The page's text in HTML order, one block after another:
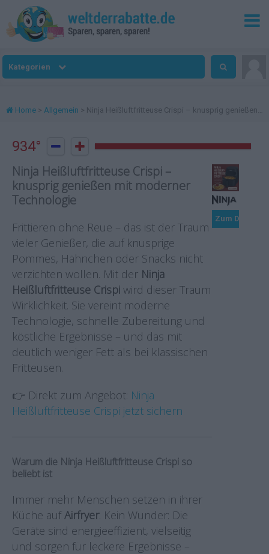
Kategorien
Home > Allgemein > Ninja Heißluftfritteuse Crispi – knusprig genießen mit moderner Technologie
934°  
Ninja Heißluftfritteuse Crispi –
knusprig genießen mit moderner
Technologie
Frittieren ohne Reue – das ist der Traum
vieler Genießer, die auf knusprige
Pommes, Hähnchen oder Snacks nicht
verzichten wollen. Mit der Ninja
Heißluftfritteuse Crispi wird dieser Traum
Wirklichkeit. Sie vereint moderne
Technologie, schnelle Zubereitung und
köstliche Ergebnisse – und das mit
deutlich weniger Fett als bei klassischen
Fritteusen.
👉 Direkt zum Angebot: Ninja
Heißluftfritteuse Crispi jetzt sichern
Warum die Ninja Heißluftfritteuse Crispi so
beliebt ist
Immer mehr Menschen setzen in ihrer
Küche aufAirfryer. Kein Wunder: Die
Geräte sind energieeffizient, vielseitig
und sorgen für leckere Ergebnisse –
Zum Deal